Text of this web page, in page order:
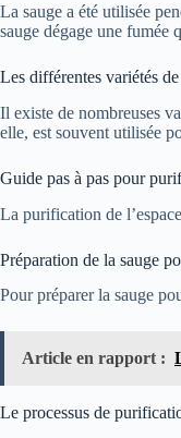
La sauge a été utilisée
sauge dégage une fumée
Les différentes variétés
Il existe de nombreuses
elle, est souvent utilisée
Guide pas à pas pour
La purification de
Préparation de la sauge
Pour préparer la sauge
Article en rapport :
Le processus de